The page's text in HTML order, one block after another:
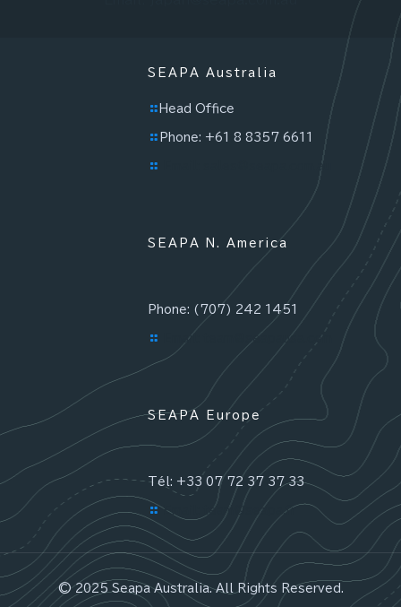
SEAPA Australia
Head Office
Phone: +61 8 8357 6611
SEAPA N. America
Phone: (707) 242 1451
SEAPA Europe
Tél: +33 07 72 37 37 33
Email: team@seapa.fr
© 2025 Seapa Australia. All Rights Reserved.